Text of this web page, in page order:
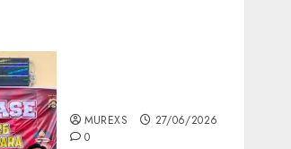
MUREXS
27/06/2026
0